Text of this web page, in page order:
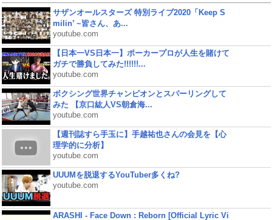
サザンオールスターズ 特別ライブ2020「Keep S
milin’ ~皆さん、あ...
youtube.com
【日本一VS日本一】ポーカープロが人生を賭けて
ガチで勝負してみた!!!!!!...
youtube.com
ボクシング世界チャンピオンとスパーリングして
みた 【京口紘人VS朝倉海...
youtube.com
【週刊誌すら手玉に】手越祐也さんの会見を【心
理学的に分析】
youtube.com
UUUMを脱退するYouTuber多くね?
youtube.com
ARASHI - Face Down : Reborn [Official Lyric Vi